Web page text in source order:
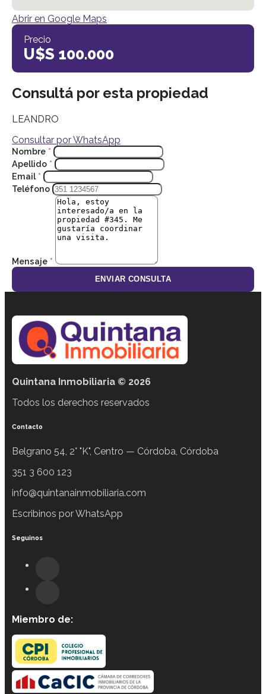
Abrir en Google Maps
Precio
U$S 100.000
Consultá por esta propiedad
LEANDRO
Consultar por WhatsApp
Nombre *
Apellido *
Email *
Teléfono
Mensaje *
ENVIAR CONSULTA
Quintana Inmobiliaria © 2026
Todos los derechos reservados
Contacto
Belgrano 54, 2° "K", Centro — Córdoba, Córdoba
351 3 600 123
info@quintanainmobiliaria.com
Escribinos por WhatsApp
Seguinos
Miembro de: